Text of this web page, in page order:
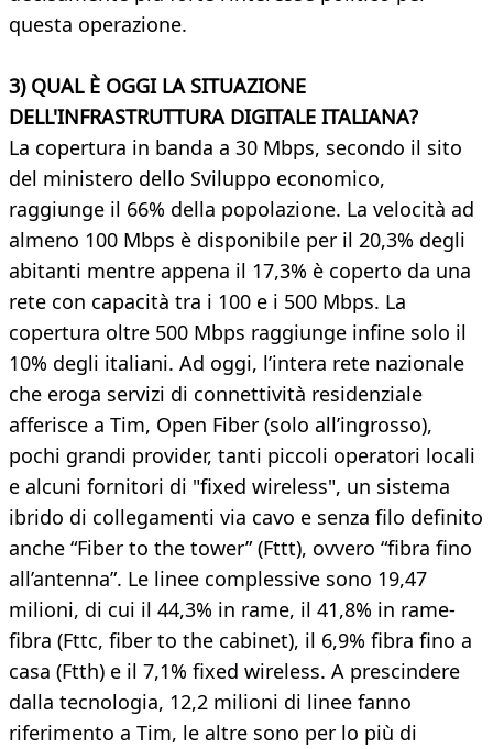
questa operazione.
3) QUAL È OGGI LA SITUAZIONE
DELL'INFRASTRUTTURA DIGITALE ITALIANA?
La copertura in banda a 30 Mbps, secondo il sito
del ministero dello Sviluppo economico,
raggiunge il 66% della popolazione. La velocità ad
almeno 100 Mbps è disponibile per il 20,3% degli
abitanti mentre appena il 17,3% è coperto da una
rete con capacità tra i 100 e i 500 Mbps. La
copertura oltre 500 Mbps raggiunge infine solo il
10% degli italiani. Ad oggi, l’intera rete nazionale
che eroga servizi di connettività residenziale
afferisce a Tim, Open Fiber (solo all’ingrosso),
pochi grandi provider, tanti piccoli operatori locali
e alcuni fornitori di "fixed wireless", un sistema
ibrido di collegamenti via cavo e senza filo definito
anche “Fiber to the tower” (Fttt), ovvero “fibra fino
all’antenna”. Le linee complessive sono 19,47
milioni, di cui il 44,3% in rame, il 41,8% in rame-
fibra (Fttc, fiber to the cabinet), il 6,9% fibra fino a
casa (Ftth) e il 7,1% fixed wireless. A prescindere
dalla tecnologia, 12,2 milioni di linee fanno
riferimento a Tim, le altre sono per lo più di